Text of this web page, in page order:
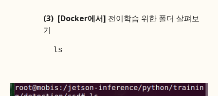
(3) [Docker에서] 전이학습 위한 폴더 살펴보
기
ls